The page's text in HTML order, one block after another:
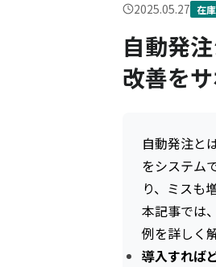
2025.05.27 在
自動発
改善を
自動発注と
をシステム
り、ミスも
本記事では
例を詳しく
導入すれば